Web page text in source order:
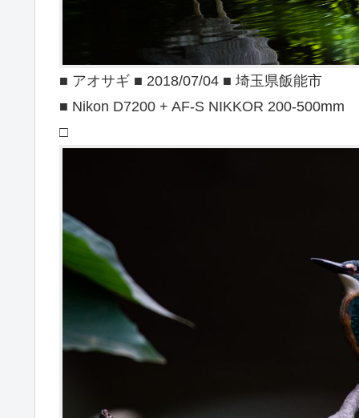
■ アオサギ ■ 2018/07/04 ■ 埼玉県飯能市
■ Nikon D7200 + AF-S NIKKOR 200-500mm
□